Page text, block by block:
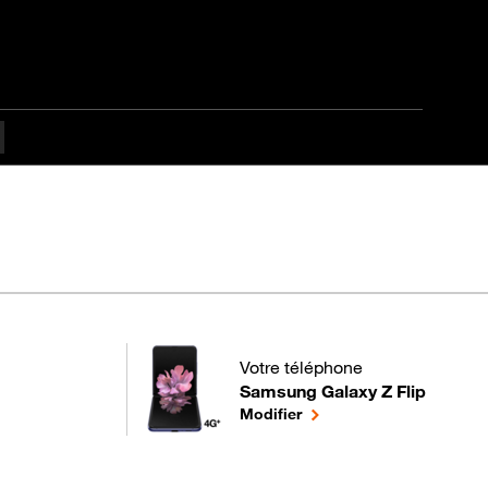
Votre téléphone
Samsung Galaxy Z Flip
pour votre Samsung Galaxy Z
Modifierle téléphone sélectionné